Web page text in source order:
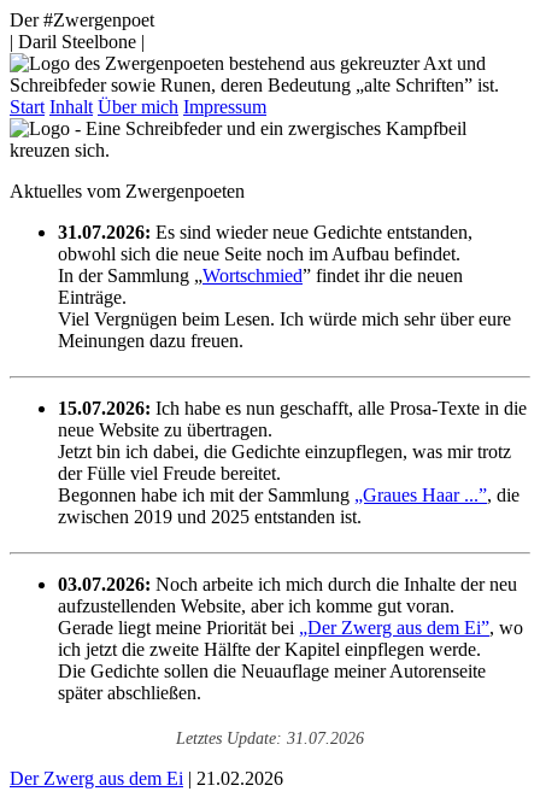
Der #Zwergenpoet
| Daril Steelbone |
Start Inhalt Über mich Impressum
Aktuelles vom Zwergenpoeten
31.07.2026: Es sind wieder neue Gedichte entstanden,
obwohl sich die neue Seite noch im Aufbau befindet.
In der Sammlung „Wortschmied” findet ihr die neuen
Einträge.
Viel Vergnügen beim Lesen. Ich würde mich sehr über eure
Meinungen dazu freuen.
15.07.2026: Ich habe es nun geschafft, alle Prosa-Texte in die
neue Website zu übertragen.
Jetzt bin ich dabei, die Gedichte einzupflegen, was mir trotz
der Fülle viel Freude bereitet.
Begonnen habe ich mit der Sammlung „Graues Haar ...”, die
zwischen 2019 und 2025 entstanden ist.
03.07.2026: Noch arbeite ich mich durch die Inhalte der neu
aufzustellenden Website, aber ich komme gut voran.
Gerade liegt meine Priorität bei „Der Zwerg aus dem Ei”, wo
ich jetzt die zweite Hälfte der Kapitel einpflegen werde.
Die Gedichte sollen die Neuauflage meiner Autorenseite
später abschließen.
Letztes Update: 31.07.2026
Der Zwerg aus dem Ei | 21.02.2026